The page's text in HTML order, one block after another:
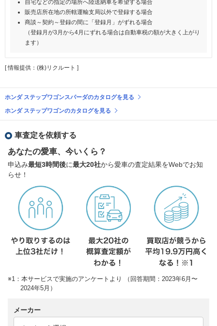
自宅などの指定の場所へ陸送納車を希望する場合
販売店所在地の所轄運輸支局以外で登録する場合
商談～契約～登録の間に「登録月」がずれる場合
（登録月が3月から4月にずれる場合は自動車税の額が大きく上がり
ます）
[ 情報提供：(株)リクルート ]
ホンダ ステップワゴンスパーダのカタログを見る
ホンダ ステップワゴンのカタログを見る
車査定を依頼する
あなたの愛車、今いくら？
申込み最短3時間後に最大20社から愛車の査定結果をWebでお知
らせ！
※1：本サービスで実施のアンケートより （回答期間：2023年6月〜
2024年5月）
メーカー